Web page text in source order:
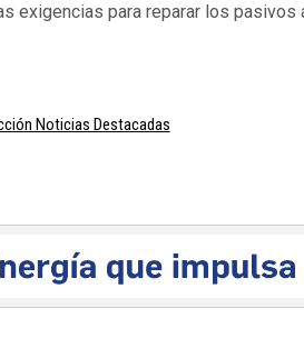
exigencias para reparar los
Noticias Destacadas